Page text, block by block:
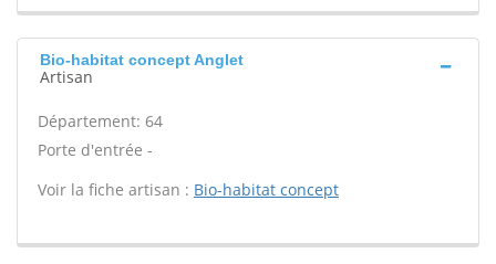
Bio-habitat concept Anglet
Artisan
Département: 64
Porte d'entrée -
Voir la fiche artisan : Bio-habitat concept